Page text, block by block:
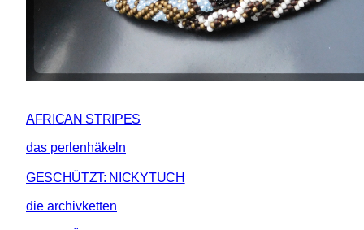
AFRICAN STRIPES
das perlenhäkeln
GESCHÜTZT: NICKYTUCH
die archivketten